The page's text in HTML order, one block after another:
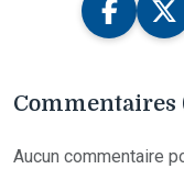
Commentaires
Aucun commentaire